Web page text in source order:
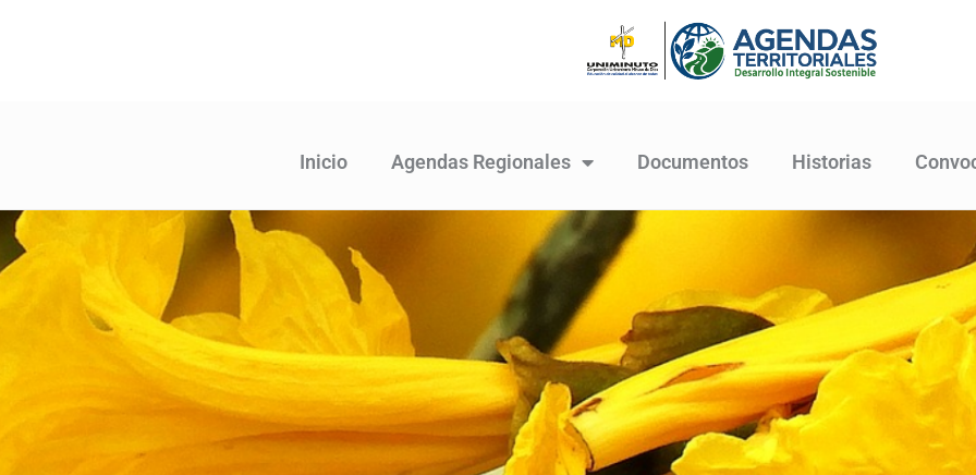
Inicio Agendas Regionales Documentos Historias